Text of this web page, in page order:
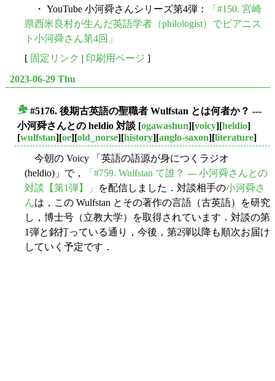
・ YouTube 小河舜さんシリーズ第4弾：
「#150. 宮崎
県西米良村が生んだ英語学者（philologist）でピアニス
ト小河舜さん第4回」
[ 固定リンク | 印刷用ページ ]
2023-06-29 Thu
#5176. 後期古英語の聖職者 Wulfstan とは何者か？ ---
小河舜さんとの heldio 対談 [ogawashun][voicy][heldio]
[wulfstan][oe][old_norse][history][anglo-saxon][literature]
今朝の Voicy 「英語の語源が身につくラジオ
(heldio)」で，
「#759. Wulfstan て誰？ --- 小河舜さんとの
対談【第1弾】」
を配信しました．対談相手の小河舜さ
んは，この Wulfstan とその著作の言語（古英語）を研究
し，博士号（立教大学）を取得されています．対談の第
1弾と銘打っている通り，今後，第2弾以降も順次お届け
していく予定です．